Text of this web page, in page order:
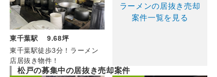
東千葉駅 9.68坪
東千葉駅徒歩3分！ラーメン
店居抜き物件！
ラーメンの居抜き売却
案件一覧を見る
松戸の募集中の居抜き売却案件